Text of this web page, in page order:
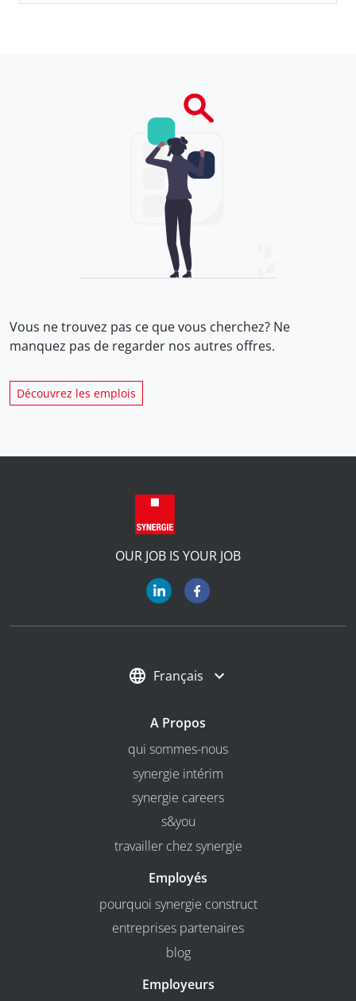
Vous ne trouvez pas ce que vous cherchez? Ne
manquez pas de regarder nos autres offres.
Découvrez les emplois
OUR JOB IS YOUR JOB
Français
A Propos
qui sommes-nous
synergie intérim
synergie careers
s&you
travailler chez synergie
Employés
pourquoi synergie construct
entreprises partenaires
blog
Employeurs